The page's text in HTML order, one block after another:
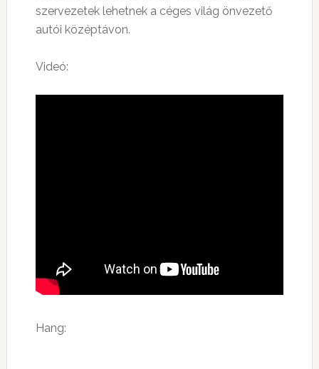
szervezetek lehetnek a céges világ önvezető
autói középtávon.
Videó:
Hang: